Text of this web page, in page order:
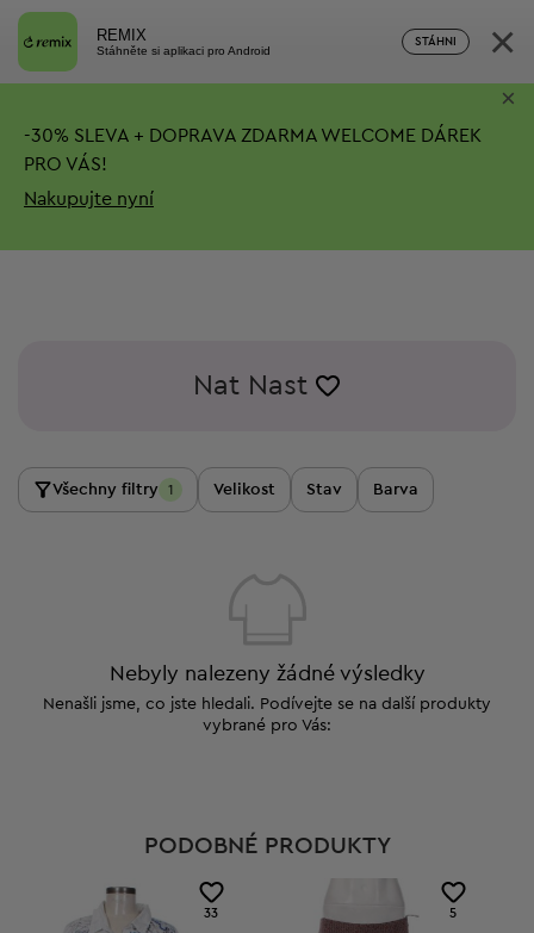
REMIX
Stáhněte si aplikaci pro Android
STÁHNI ×
-30% SLEVA + DOPRAVA ZDARMA WELCOME DÁREK
PRO VÁS!
Nakupujte nyní
×
Nat Nast
Všechny filtry 1 Velikost Stav Barva
Nebyly nalezeny žádné výsledky
Nenašli jsme, co jste hledali. Podívejte se na další produkty
vybrané pro Vás:
PODOBNÉ PRODUKTY
33 5